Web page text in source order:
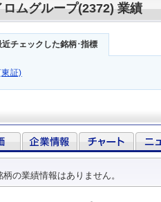
ロムグループ(2372) 業績
近チェックした銘柄･指標
証)